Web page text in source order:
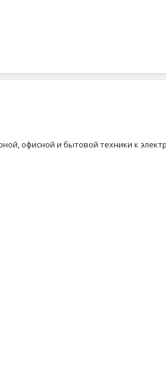
офисной и бытовой техники к